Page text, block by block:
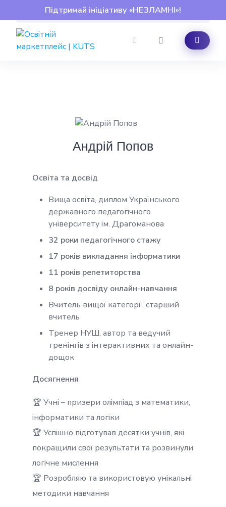
Підтримай ініціативу «НЕЗЛАМНІ»!
to
content
Андрій Попов
Освіта та досвід
Вища освіта, диплом Українського
державного педагогічного
університету ім. Драгоманова
32 роки педагогічного стажу
17 років викладання інформатики
11 років репетиторства
8 років досвіду онлайн-навчання
Вчитель вищої категорії, старший
вчитель
Тренер НУШ, автор та ведучий
тренінгів з інтерактивних та онлайн-
дощок
Досягнення
🏆 Учні – призери олімпіад з математики,
інформатики та логіки
🏆 Успішно підготував десятки учнів, які
покращили свої результати та розвинули
логічне мислення
🏆 Розробляю та використовую унікальні
методики навчання